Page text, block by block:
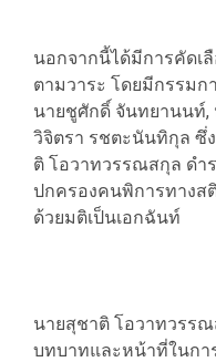
นอกจากนี้ได้มีการคัด
ตามวาระ โดยมีกรรม
นายชูศักดิ์ จันทยานนท์,
วิจิตรา รชตะนันทิกุล ซึ่
ติ โอวาทวรรณสกุล ดำ
ปกครองคนพิการทางส
ด้วยมติเป็นเอกฉันท์
นายสุชาติ โอวาทวรร
บทบาทและหน้าที่ในก